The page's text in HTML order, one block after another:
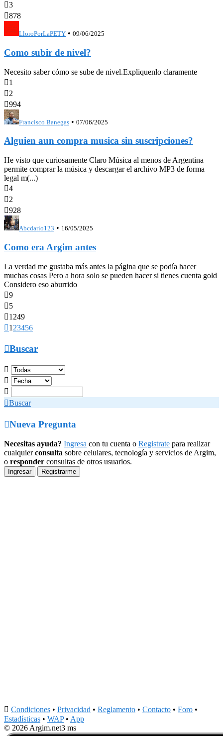
3
878
LloroPorLaPETY • 09/06/2025
Como subir de nivel?
Necesito saber cómo se sube de nivel.Expliquenlo claramente
1
2
994
Francisco Banegas • 07/06/2025
Alguien aun compra musica sin suscripciones?
He visto que curiosamente Claro Música al menos de Argentina
permite comprar la música y descargar el archivo MP3 de forma
legal m(...)
4
2
928
Abcdario123 • 16/05/2025
Como era Argim antes
La verdad me gustaba más antes la página que se podía hacer
muchas cosas Pero a hora solo se pueden hacer si tienes cuenta gold
Considero eso aburrido
9
5
1249
1 23456
Buscar



Buscar
Nueva Pregunta
Necesitas ayuda? Ingresa con tu cuenta o Registrate para realizar
cualquierconsulta sobre celulares, tecnología y servicios de Argim,
o responder consultas de otros usuarios.
Ingresar Registrarme
 Condiciones • Privacidad • Reglamento • Contacto • Foro •
Estadísticas • WAP• App
© 2026 Argim.net3 ms